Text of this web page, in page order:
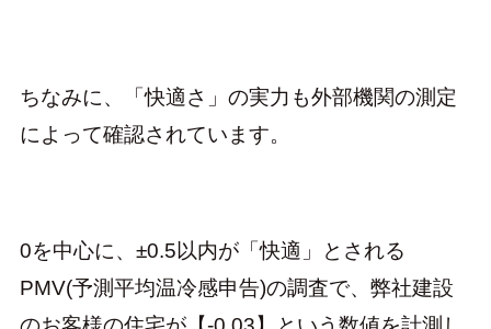
ちなみに、「快適さ」の実力も外部機関の測定
によって確認されています。
0を中心に、±0.5以内が「快適」とされる
PMV(予測平均温冷感申告)の調査で、弊社建設